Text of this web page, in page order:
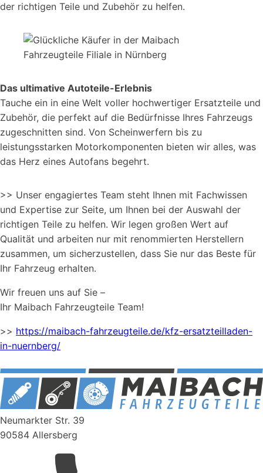
der richtigen Teile und Zubehör zu helfen.
Das ultimative Autoteile-Erlebnis
Tauche ein in eine Welt voller hochwertiger Ersatzteile und
Zubehör, die perfekt auf die Bedürfnisse Ihres Fahrzeugs
zugeschnitten sind. Von Scheinwerfern bis zu
leistungsstarken Motorkomponenten bieten wir alles, was
das Herz eines Autofans begehrt.
>> Unser engagiertes Team steht Ihnen mit Fachwissen
und Expertise zur Seite, um Ihnen bei der Auswahl der
richtigen Teile zu helfen. Wir legen großen Wert auf
Qualität und arbeiten nur mit renommierten Herstellern
zusammen, um sicherzustellen, dass Sie nur das Beste für
Ihr Fahrzeug erhalten.
Wir freuen uns auf Sie –
Ihr Maibach Fahrzeugteile Team!
>> https://maibach-fahrzeugteile.de/kfz-ersatzteilladen-
in-nuernberg/
Neumarkter Str. 39
90584 Allersberg